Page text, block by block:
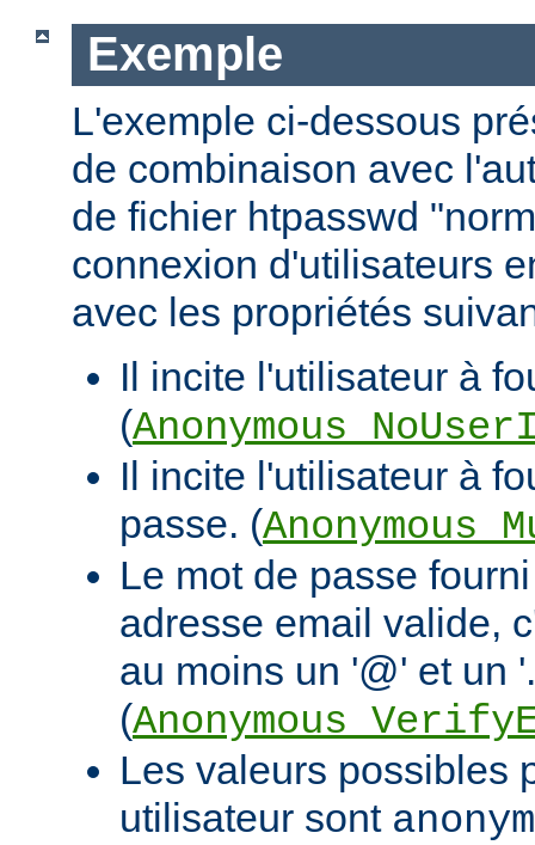
Exemple
L'exemple ci-dessous
de combinaison avec
de fichier htpasswd
connexion d'utilisateurs
avec les propriétés
Il incite l'utilisateur à
(
Il incite l'utilisateur à
passe. (
Le mot de passe
adresse email valide,
au moins un '@' et un
(
Les valeurs possibles
utilisateur sont